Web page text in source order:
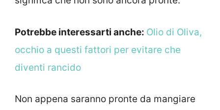
Potrebbe interessarti anche: Olio di Oliva,
occhio a questi fattori per evitare che
diventi rancido
Non appena saranno pronte da mangiare